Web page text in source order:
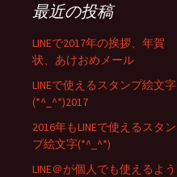
最近の投稿
LINEで2017年の挨拶、年賀
状、あけおめメール
LINEで使えるスタンプ絵文字
(*^_^*)2017
2016年もLINEで使えるスタン
プ絵文字(*^_^*)
LINE＠が個人でも使えるよう